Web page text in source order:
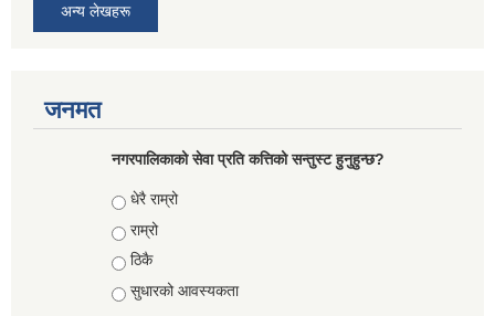
अन्य लेखहरू
जनमत
नगरपालिकाको सेवा प्रति कत्तिको सन्तुस्ट हुनुहुन्छ?
Choices
धेरै राम्रो
राम्रो
ठिकै
सुधारको आवस्यकता